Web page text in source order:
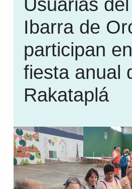
Usuarias
Ibarra de
participan
fiesta anual
Rakataplá